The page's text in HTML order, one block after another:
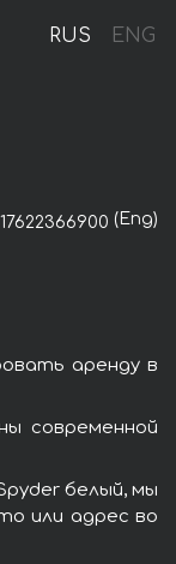
RUS ENG
(Eng)
аренду в
современной
белый, мы
или адрес во